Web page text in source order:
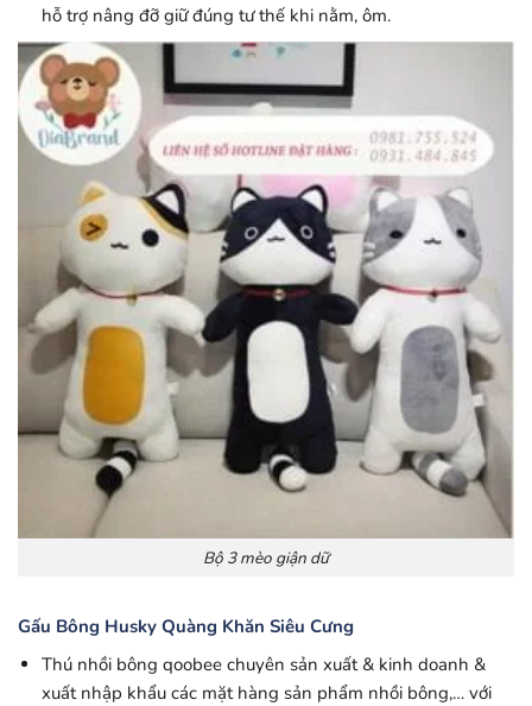
hỗ trợ nâng đỡ giữ đúng tư thế khi nằm, ôm.
Bộ 3 mèo giận dữ
Gấu Bông Husky Quàng Khăn Siêu Cưng
Thú nhồi bông qoobee chuyên sản xuất & kinh doanh &
xuất nhập khẩu các mặt hàng sản phẩm nhồi bông,… với